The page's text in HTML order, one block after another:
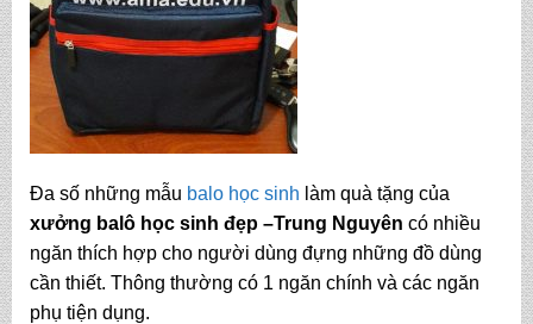
Đa số những mẫu balo học sinh làm quà tặng của
xưởng balô học sinh đẹp –Trung Nguyên có nhiều
ngăn thích hợp cho người dùng đựng những đồ dùng
cần thiết. Thông thường có 1 ngăn chính và các ngăn
phụ tiện dụng.